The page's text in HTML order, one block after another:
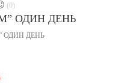
(0)
ОДИН ДЕНЬ
ОДИН ДЕНЬ